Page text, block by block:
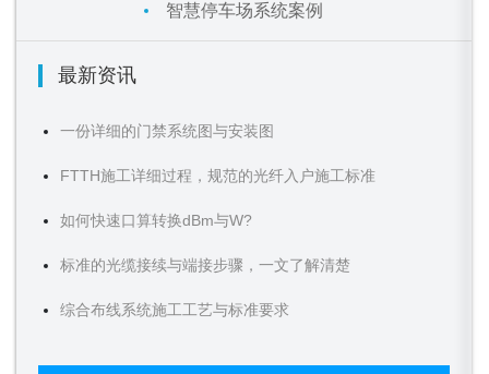
智慧停车场系统案例
最新资讯
一份详细的门禁系统图与安装图
FTTH施工详细过程，规范的光纤入户施工标准
如何快速口算转换dBm与W?
标准的光缆接续与端接步骤，一文了解清楚
综合布线系统施工工艺与标准要求